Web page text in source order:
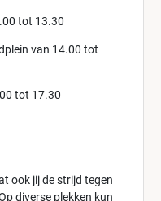
tot 13.30
van 14.00 tot
tot 17.30
ook jij de strijd tegen
diverse plekken kun